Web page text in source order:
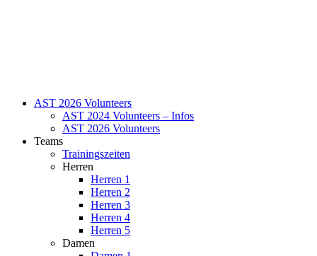
AST 2026 Volunteers
AST 2024 Volunteers – Infos
AST 2026 Volunteers
Teams
Trainingszeiten
Herren
Herren 1
Herren 2
Herren 3
Herren 4
Herren 5
Damen